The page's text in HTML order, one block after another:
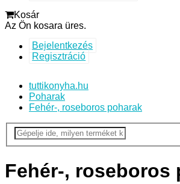
Kosár
Az Ön kosara üres.
Bejelentkezés
Regisztráció
tuttikonyha.hu
Poharak
Fehér-, roseboros poharak
Fehér-, roseboros